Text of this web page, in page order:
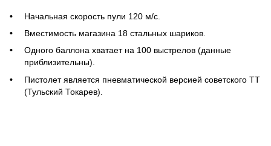
Начальная скорость пули 120 м/с.
Вместимость магазина 18 стальных шариков.
Одного баллона хватает на 100 выстрелов (данные
приблизительны).
Пистолет является пневматической версией советского ТТ
(Тульский Токарев).